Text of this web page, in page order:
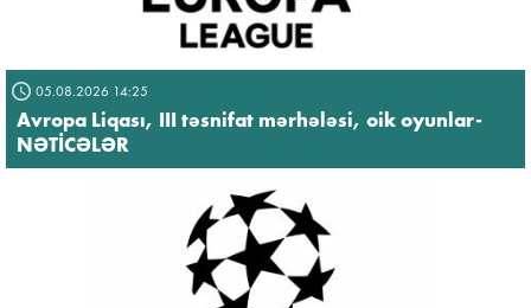
05.08.2026 14:25
Avropa Liqası, III təsnifat mərhələsi, oik oyunlar-
NƏTİCƏLƏR